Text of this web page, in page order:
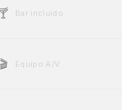
Bar incluido
🎬 Equipo A/V